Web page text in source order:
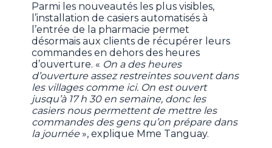
Parmi les nouveautés les plus visibles,
l’installation de casiers automatisés à
l’entrée de la pharmacie permet
désormais aux clients de récupérer leurs
commandes en dehors des heures
d’ouverture. « On a des heures
d’ouverture assez restreintes souvent dans
les villages comme ici. On est ouvert
jusqu’à 17 h 30 en semaine, donc les
casiers nous permettent de mettre les
commandes des gens qu’on prépare dans
la journée», explique Mme Tanguay.